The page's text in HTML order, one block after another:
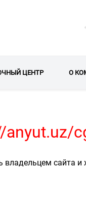
ЦЕНТР О
anyut.uz/
владельцем сайта